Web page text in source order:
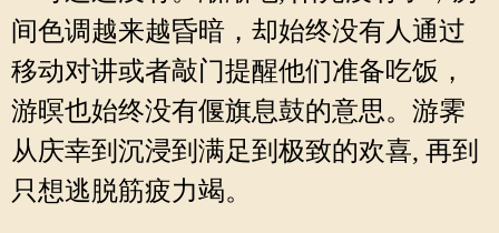
间色调越来越昏暗，却始终没有人通过
移动对讲或者敲门提醒他们准备吃饭，
游暝也始终没有偃旗息鼓的意思。游霁
从庆幸到沉浸到满足到极致的欢喜, 再到
只想逃脱筋疲力竭。